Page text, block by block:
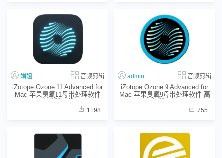
娟姐 音频剪辑
iZotope Ozone 11 Advanced for
Mac 苹果臭氧11母带处理软件
1198
admin 音频剪辑
iZotope Ozone 9 Advanced for
Mac 苹果臭氧9母带处理软件 高
755